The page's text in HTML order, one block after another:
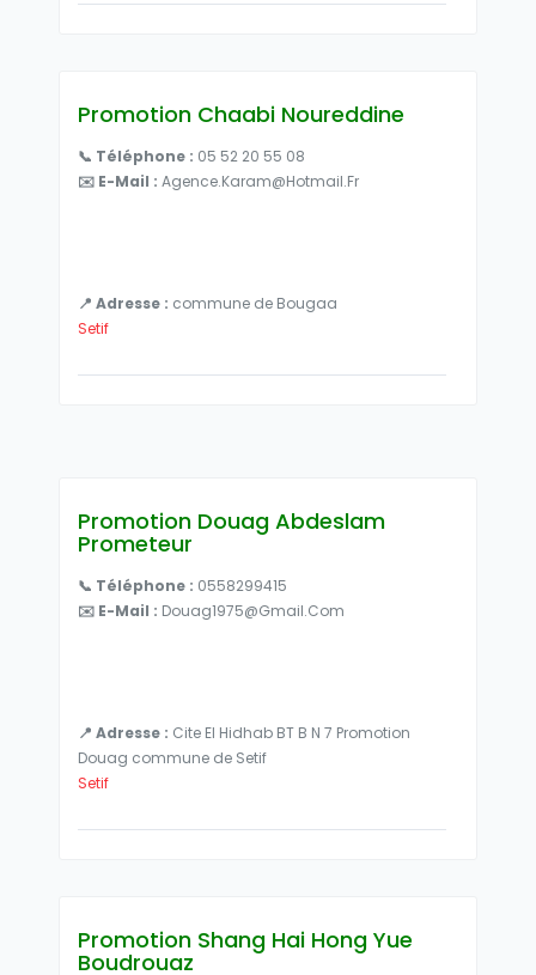
Promotion Chaabi Noureddine
📞 Téléphone : 05 52 20 55 08
✉️ E-Mail : Agence.karam@hotmail.fr
📍 Adresse : commune de Bougaa
Setif
Promotion Douag Abdeslam
Prometeur
📞 Téléphone : 0558299415
✉️ E-Mail : Douag1975@gmail.com
📍 Adresse : Cite El Hidhab BT B N 7 Promotion
Douag commune de Setif
Setif
Promotion Shang Hai Hong Yue
Boudrouaz